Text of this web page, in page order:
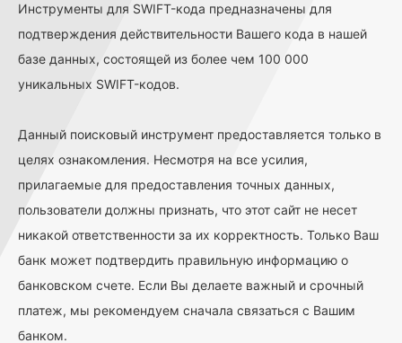
Инструменты для SWIFT-кода предназначены для
подтверждения действительности Вашего кода в нашей
базе данных, состоящей из более чем 100 000
уникальных SWIFT-кодов.
Данный поисковый инструмент предоставляется только в
целях ознакомления. Несмотря на все усилия,
прилагаемые для предоставления точных данных,
пользователи должны признать, что этот сайт не несет
никакой ответственности за их корректность. Только Ваш
банк может подтвердить правильную информацию о
банковском счете. Если Вы делаете важный и срочный
платеж, мы рекомендуем сначала связаться с Вашим
банком.